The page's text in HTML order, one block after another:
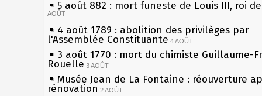
5 août 882 : mort funeste de Louis III, roi
AOÛT
4 août 1789 : abolition des privilèges par
l'Assemblée Constituante 4 AOÛT
3 août 1770 : mort du chimiste Guillaume-
Rouelle 3 AOÛT
Musée Jean de La Fontaine : réouverture
rénovation 2 AOÛT